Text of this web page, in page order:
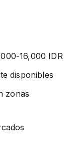
16,000 IDR
disponibles
zonas